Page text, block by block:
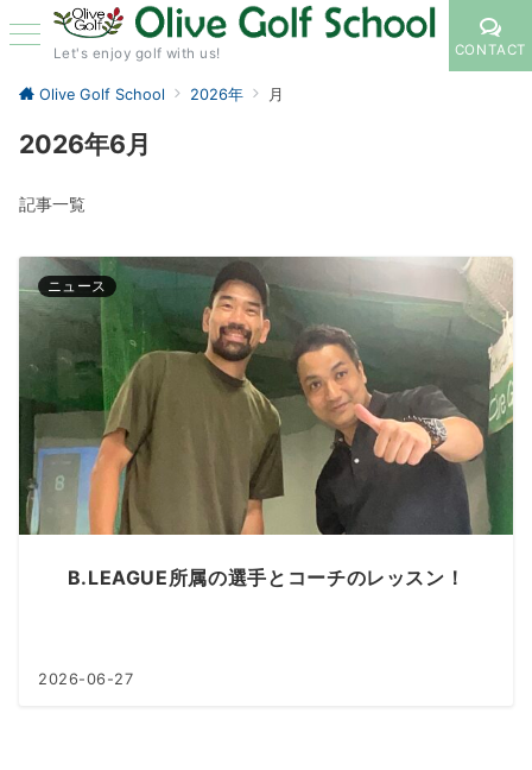
Let's enjoy golf with us! CONTACT
Olive Golf School 2026年 月
2026年6月
記事一覧
ニュース
B.LEAGUE所属の選手とコーチのレッスン！
2026-06-27